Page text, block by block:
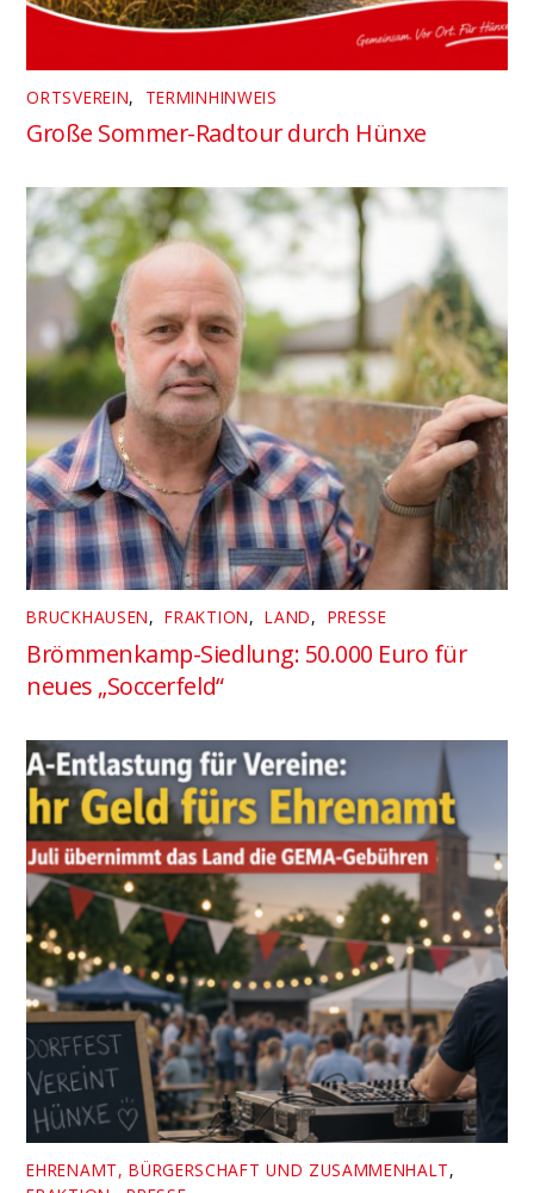
ORTSVEREIN, TERMINHINWEIS
Große Sommer-Radtour durch Hünxe
BRUCKHAUSEN, FRAKTION, LAND, PRESSE
Brömmenkamp-Siedlung: 50.000 Euro für
neues „Soccerfeld“
EHRENAMT, BÜRGERSCHAFT UND ZUSAMMENHALT,